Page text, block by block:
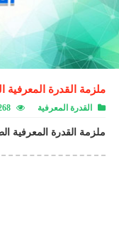
ملزمة القدرة المعرفية
القدرة المعرفية 268
ملزمة القدرة المعرفية الطريق إلى